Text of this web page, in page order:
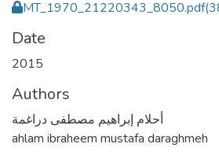
MT_1970_21220343_8050.pdf
Date
2015
Authors
أحلام إبراهيم مصطفى دراغمة
ahlam ibraheem mustafa daraghmeh